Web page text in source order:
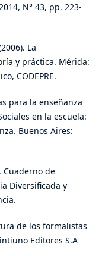
N° 43, pp. 223-
La
y práctica. Mérida:
CODEPRE.
para la enseñanza
en la escuela:
Buenos Aires:
Cuaderno de
Diversificada y
de los formalistas
Editores S.A